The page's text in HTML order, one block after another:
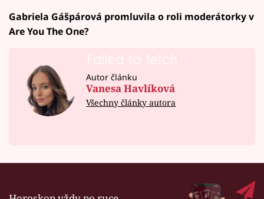
Gabriela Gášpárová promluvila o roli moderátorky v
Are You The One?
Failed to fetch
Autor článku
Vanesa Havlíková
Všechny články autora